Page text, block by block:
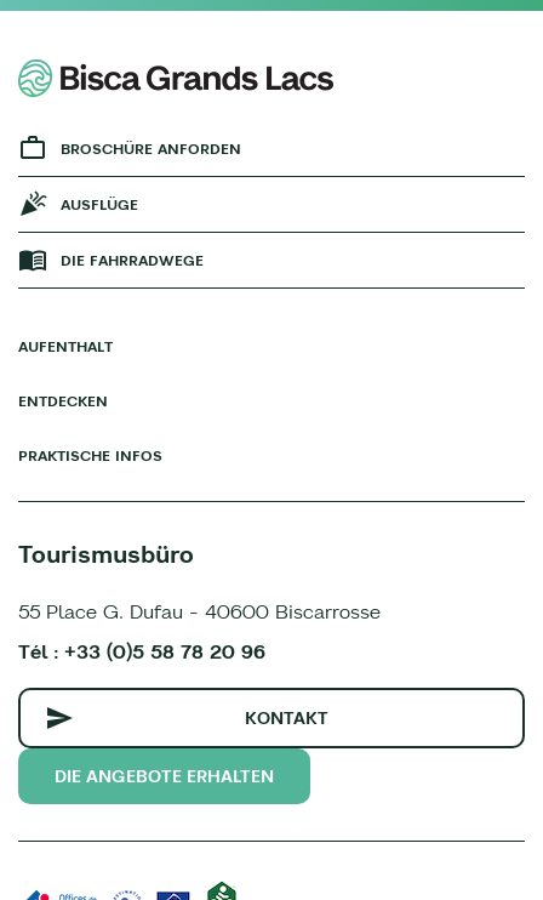
BROSCHÜRE ANFORDEN
AUSFLÜGE
DIE FAHRRADWEGE
AUFENTHALT
ENTDECKEN
PRAKTISCHE INFOS
Tourismusbüro
55 Place G. Dufau - 40600 Biscarrosse
Tél : +33 (0)5 58 78 20 96
KONTAKT
DIE ANGEBOTE ERHALTEN